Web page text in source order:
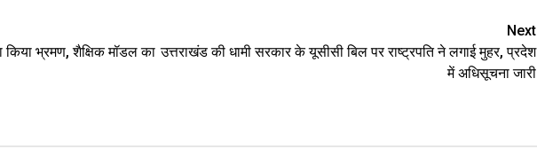
किया भ्रमण, शैक्षिक मॉडल का
Next
उत्तराखंड की धामी सरकार के यूसीसी बिल पर राष्ट्रपति ने लगाई मुहर, प्रदेश
में अधिसूचना जारी